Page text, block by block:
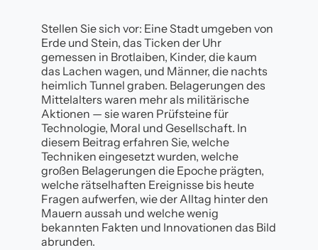
Stellen Sie sich vor: Eine Stadt umgeben von
Erde und Stein, das Ticken der Uhr
gemessen in Brotlaiben, Kinder, die kaum
das Lachen wagen, und Männer, die nachts
heimlich Tunnel graben. Belagerungen des
Mittelalters waren mehr als militärische
Aktionen — sie waren Prüfsteine für
Technologie, Moral und Gesellschaft. In
diesem Beitrag erfahren Sie, welche
Techniken eingesetzt wurden, welche
großen Belagerungen die Epoche prägten,
welche rätselhaften Ereignisse bis heute
Fragen aufwerfen, wie der Alltag hinter den
Mauern aussah und welche wenig
bekannten Fakten und Innovationen das Bild
abrunden.